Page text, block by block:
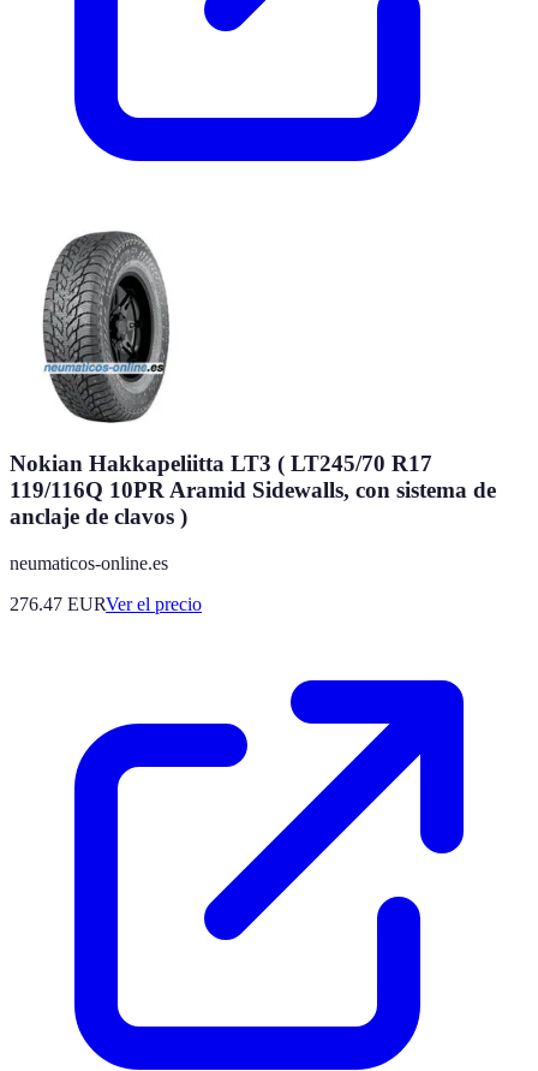
Nokian Hakkapeliitta LT3 ( LT245/70 R17
119/116Q 10PR Aramid Sidewalls, con sistema de
anclaje de clavos )
neumaticos-online.es
276.47 EURVer el precio